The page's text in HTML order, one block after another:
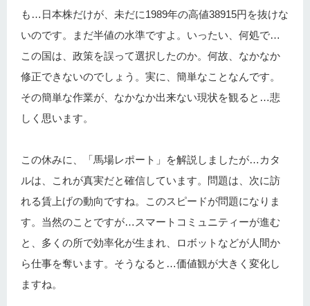
も…日本株だけが、未だに1989年の高値38915円を抜けな
いのです。まだ半値の水準ですよ。いったい、何処で…
この国は、政策を誤って選択したのか。何故、なかなか
修正できないのでしょう。実に、簡単なことなんです。
その簡単な作業が、なかなか出来ない現状を観ると…悲
しく思います。
この休みに、「馬場レポート」を解説しましたが…カタ
ルは、これが真実だと確信しています。問題は、次に訪
れる賃上げの動向ですね。このスピードが問題になりま
す。当然のことですが…スマートコミュニティーが進む
と、多くの所で効率化が生まれ、ロボットなどが人間か
ら仕事を奪います。そうなると…価値観が大きく変化し
ますね。